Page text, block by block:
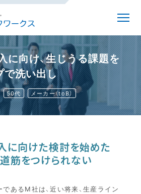
に向け、生じうる課題を
で洗い出し
50代 メーカー（toB）
に向けた検討を始めた
筋をつけられない
あるM社は、近い将来、生産ライン